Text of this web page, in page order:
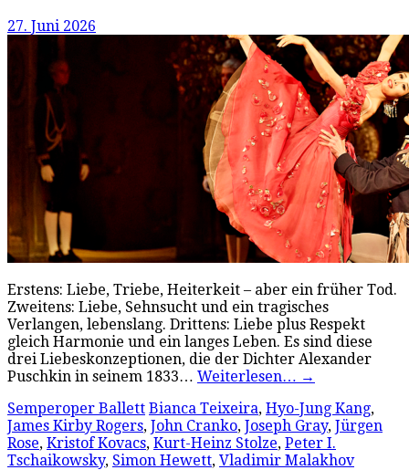
27. Juni 2026
Erstens: Liebe, Triebe, Heiterkeit – aber ein früher Tod.
Zweitens: Liebe, Sehnsucht und ein tragisches
Verlangen, lebenslang. Drittens: Liebe plus Respekt
gleich Harmonie und ein langes Leben. Es sind diese
drei Liebeskonzeptionen, die der Dichter Alexander
Puschkin in seinem 1833… Weiterlesen… →
Semperoper Ballett Bianca Teixeira, Hyo-Jung Kang,
James Kirby Rogers, John Cranko, Joseph Gray, Jürgen
Rose, Kristof Kovacs, Kurt-Heinz Stolze, Peter I.
Tschaikowsky, Simon Hewett, Vladimir Malakhov